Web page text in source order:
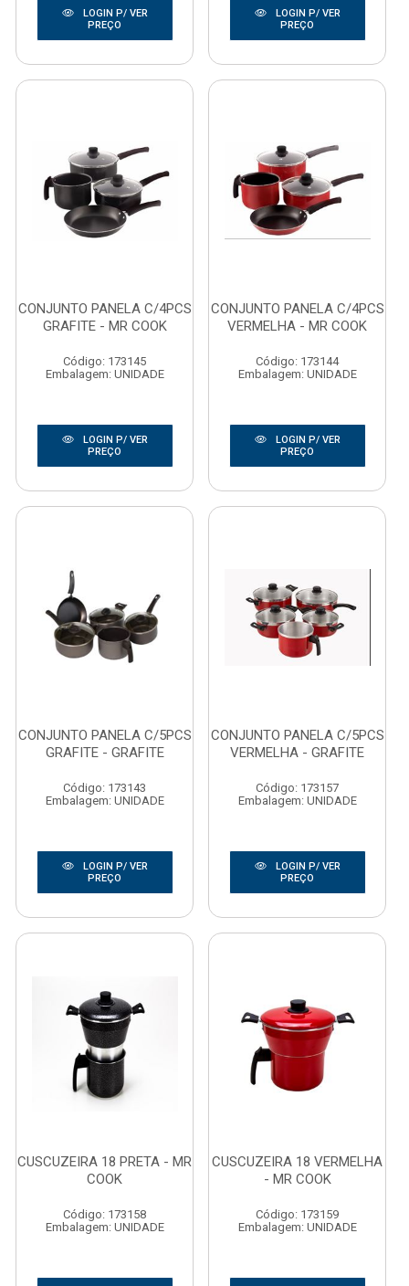
LOGIN P/ VER
PREÇO
LOGIN P/ VER
PREÇO
CONJUNTO PANELA C/4PCS
GRAFITE - MR COOK
Código: 173145
Embalagem: UNIDADE
LOGIN P/ VER
PREÇO
CONJUNTO PANELA C/4PCS
VERMELHA - MR COOK
Código: 173144
Embalagem: UNIDADE
LOGIN P/ VER
PREÇO
CONJUNTO PANELA C/5PCS
GRAFITE - GRAFITE
Código: 173143
Embalagem: UNIDADE
LOGIN P/ VER
PREÇO
CONJUNTO PANELA C/5PCS
VERMELHA - GRAFITE
Código: 173157
Embalagem: UNIDADE
LOGIN P/ VER
PREÇO
CUSCUZEIRA 18 PRETA - MR
COOK
Código: 173158
Embalagem: UNIDADE
CUSCUZEIRA 18 VERMELHA
- MR COOK
Código: 173159
Embalagem: UNIDADE